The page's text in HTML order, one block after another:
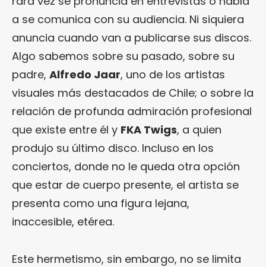
a se comunica con su audiencia. Ni siquiera
anuncia cuando van a publicarse sus discos.
Algo sabemos sobre su pasado, sobre su
padre, Alfredo Jaar, uno de los artistas
visuales más destacados de Chile; o sobre la
relación de profunda admiración profesional
que existe entre él y FKA Twigs, a quien
produjo su último disco. Incluso en los
conciertos, donde no le queda otra opción
que estar de cuerpo presente, el artista se
presenta como una figura lejana,
inaccesible, etérea.
Este hermetismo, sin embargo, no se limita